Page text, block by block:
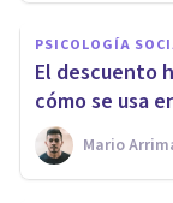
PSICOLOGÍA
El descuento
cómo se usa
Mario